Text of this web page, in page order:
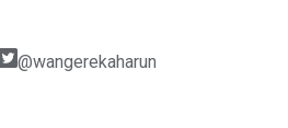
@wangerekaharun